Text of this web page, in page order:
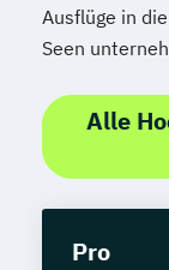
Ausflüge in
Seen
Alle
Pro